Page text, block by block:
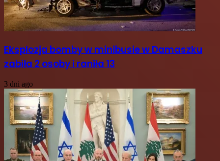
Eksplozja bomby w minibusie w Damaszku
zabiła 2 osoby i raniła 13
3 dni ago